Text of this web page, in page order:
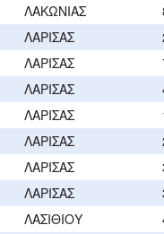
ΛΑΚΩΝΙΑΣ
ΛΑΡΙΣΑΣ
ΛΑΡΙΣΑΣ
ΛΑΡΙΣΑΣ
ΛΑΡΙΣΑΣ
ΛΑΡΙΣΑΣ
ΛΑΡΙΣΑΣ
ΛΑΡΙΣΑΣ
ΛΑΣΙΘΙΟΥ